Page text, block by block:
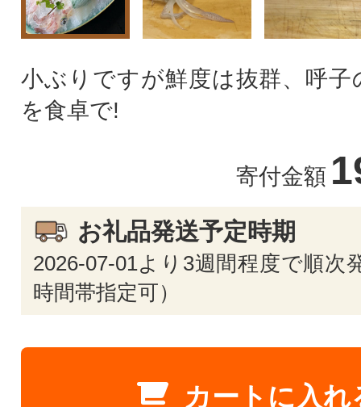
小ぶりですが鮮度は抜群、呼子
を食卓で!
寄付金額
お礼品発送予定時期
2026-07-01より3週間程度で順次
時間帯指定可）
カートに入れ